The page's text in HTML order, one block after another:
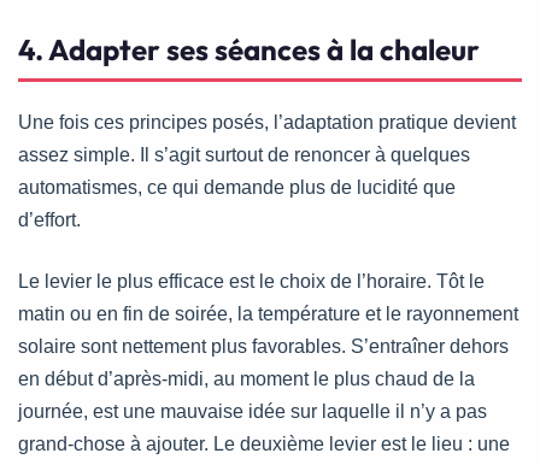
4. Adapter ses séances à la chaleur
Une fois ces principes posés, l’adaptation pratique devient
assez simple. Il s’agit surtout de renoncer à quelques
automatismes, ce qui demande plus de lucidité que
d’effort.
Le levier le plus efficace est le choix de l’horaire. Tôt le
matin ou en fin de soirée, la température et le rayonnement
solaire sont nettement plus favorables. S’entraîner dehors
en début d’après-midi, au moment le plus chaud de la
journée, est une mauvaise idée sur laquelle il n’y a pas
grand-chose à ajouter. Le deuxième levier est le lieu : une